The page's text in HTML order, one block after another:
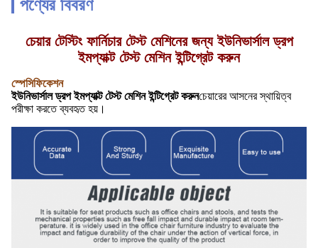
পণ্যের বিবরণ
চেয়ার টেস্টিং ফার্নিচার টেস্ট মেশিনের জন্য ইউনিভার্সাল ড্রপ
ইমপ্যাক্ট টেস্ট মেশিন ইন্টিগ্রেট করুন
স্পেসিফিকেশন
ইউনিভার্সাল ড্রপ ইমপ্যাক্ট টেস্ট মেশিন ইন্টিগ্রেট করুনচেয়ারের আসনের স্থায়িত্ব
পরীক্ষা করতে ব্যবহৃত হয়।